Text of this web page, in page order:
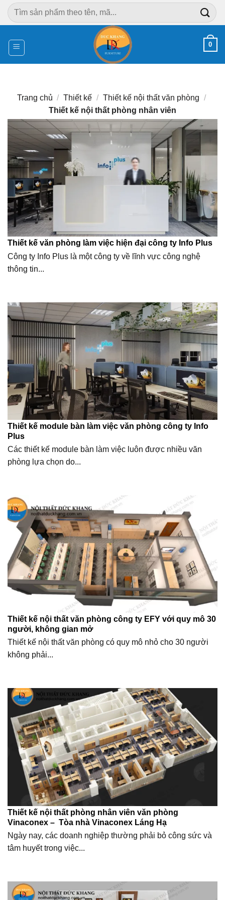
Chuyển
đến
dung
Tìm
kiếm:
0
Trang chủ / Thiết kế / Thiết kế nội thất văn phòng /
Thiết kế nội thất phòng nhân viên
Thiết kế văn phòng làm việc hiện đại công ty Info Plus
Công ty Info Plus là một công ty về lĩnh vực công nghệ
thông tin...
Thiết kế module bàn làm việc văn phòng công ty Info
Plus
Các thiết kế module bàn làm việc luôn được nhiều văn
phòng lựa chọn do...
Thiết kế nội thất văn phòng công ty EFY với quy mô 30
người, không gian mở
Thiết kế nội thất văn phòng có quy mô nhỏ cho 30 người
không phải...
Thiết kế nội thất phòng nhân viên văn phòng
Vinaconex – Tòa nhà Vinaconex Láng Hạ
Ngày nay, các doanh nghiệp thường phải bỏ công sức và
tâm huyết trong việc...